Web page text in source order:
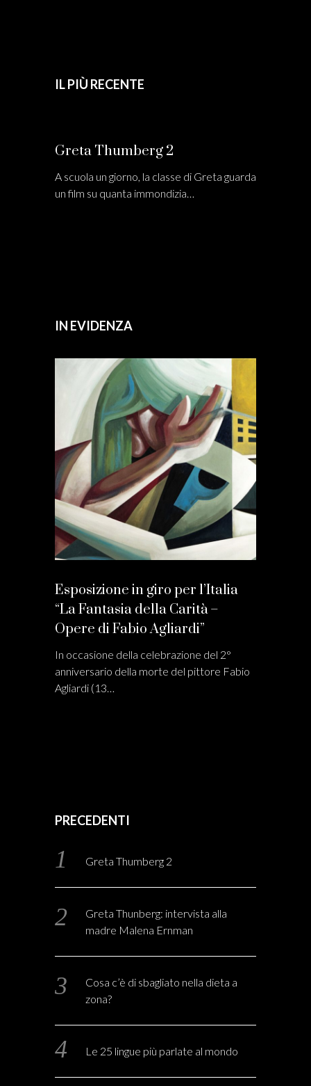
IL PIÙ RECENTE
Greta Thumberg 2
A scuola un giorno, la classe di Greta guarda
un film su quanta immondizia…
IN EVIDENZA
Esposizione in giro per l’Italia
“La Fantasia della Carità –
Opere di Fabio Agliardi”
In occasione della celebrazione del 2°
anniversario della morte del pittore Fabio
Agliardi (13…
PRECEDENTI
Greta Thumberg 2
Greta Thunberg: intervista alla
madre Malena Ernman
Cosa c’è di sbagliato nella dieta a
zona?
Le 25 lingue più parlate al mondo